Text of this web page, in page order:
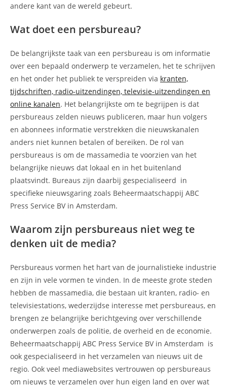
andere kant van de wereld gebeurt.
Wat doet een persbureau?
De belangrijkste taak van een persbureau is om informatie
over een bepaald onderwerp te verzamelen, het te schrijven
en het onder het publiek te verspreiden via kranten,
tijdschriften, radio-uitzendingen, televisie-uitzendingen en
online kanalen. Het belangrijkste om te begrijpen is dat
persbureaus zelden nieuws publiceren, maar hun volgers
en abonnees informatie verstrekken die nieuwskanalen
anders niet kunnen betalen of bereiken. De rol van
persbureaus is om de massamedia te voorzien van het
belangrijke nieuws dat lokaal en in het buitenland
plaatsvindt. Bureaus zijn daarbij gespecialiseerd in
specifieke nieuwsgaring zoals Beheermaatschappij ABC
Press Service BV in Amsterdam.
Waarom zijn persbureaus niet weg te
denken uit de media?
Persbureaus vormen het hart van de journalistieke industrie
en zijn in vele vormen te vinden. In de meeste grote steden
hebben de massamedia, die bestaan uit kranten, radio- en
televisiestations, wederzijdse interesse met persbureaus, en
brengen ze belangrijke berichtgeving over verschillende
onderwerpen zoals de politie, de overheid en de economie.
Beheermaatschappij ABC Press Service BV in Amsterdam is
ook gespecialiseerd in het verzamelen van nieuws uit de
regio. Ook veel mediawebsites vertrouwen op persbureaus
om nieuws te verzamelen over hun eigen land en over wat